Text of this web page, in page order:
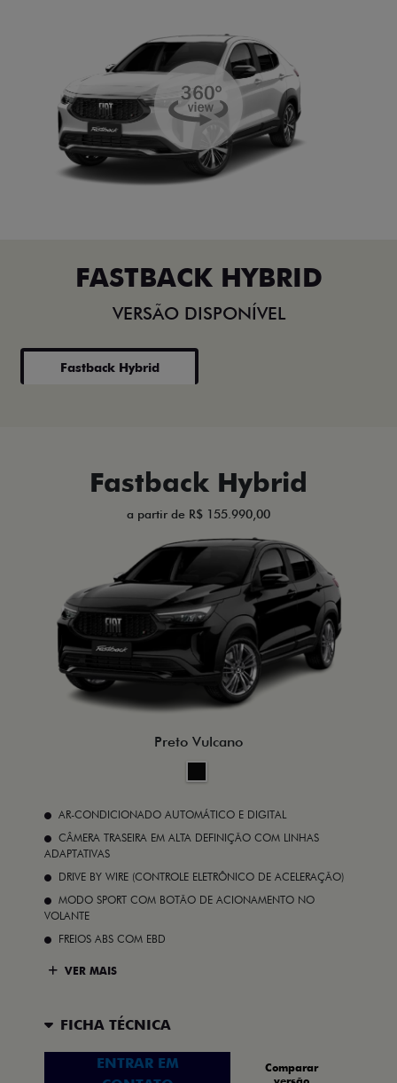
FASTBACK HYBRID
VERSÃO DISPONÍVEL
Fastback Hybrid
Fastback Hybrid
a partir de R$ 155.990,00
Preto Vulcano
AR-CONDICIONADO AUTOMÁTICO E DIGITAL
CÂMERA TRASEIRA EM ALTA DEFINIÇÃO COM LINHAS
ADAPTATIVAS
DRIVE BY WIRE (CONTROLE ELETRÔNICO DE ACELERAÇÃO)
MODO SPORT COM BOTÃO DE ACIONAMENTO NO
VOLANTE
FREIOS ABS COM EBD
VER MAIS
FICHA TÉCNICA
ENTRAR EM
Comparar